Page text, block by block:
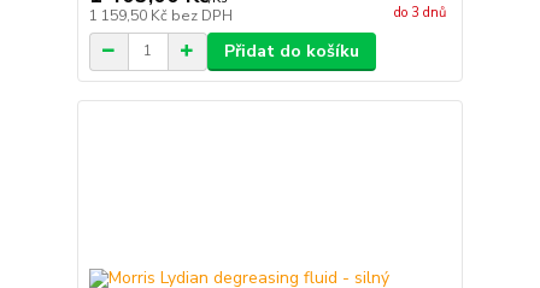
1 159,50 Kč bez DPH do 3 dnů
Přidat do košíku